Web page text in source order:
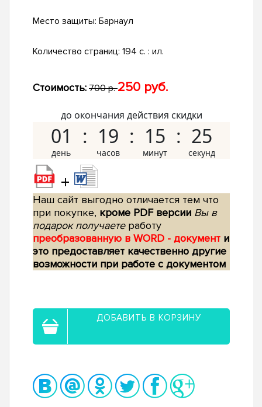
Место защиты: Барнаул
Количество страниц: 194 с. : ил.
Стоимость: 700 р.250 руб.
до окончания действия скидки
01 19 15 24
+
Наш сайт выгодно отличается тем что
при покупке, кроме PDF версии Вы в
подарок получаетеработу
преобразованную в WORD - документ и
это предоставляет качественно другие
возможности при работе с документом
ДОБАВИТЬ В КОРЗИНУ